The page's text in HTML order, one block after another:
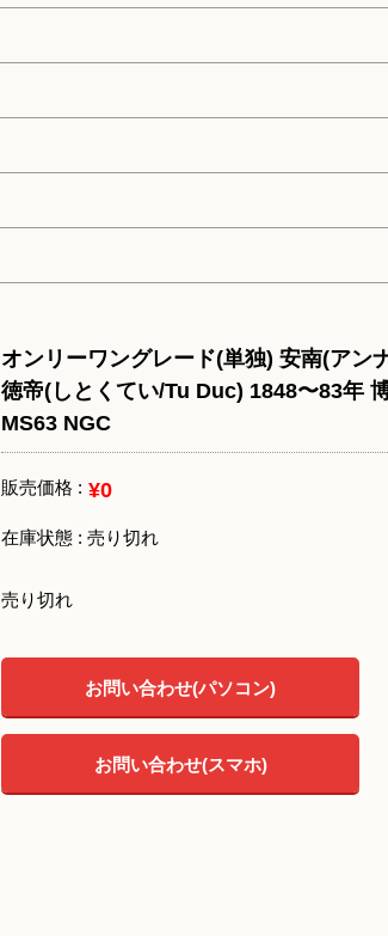
オンリーワングレード(単独) 安南(アン
徳帝(しとくてい/Tu Duc) 1848〜83年
MS63 NGC
販売価格 : ¥0
在庫状態 : 売り切れ
売り切れ
お問い合わせ(パソコン)
お問い合わせ(スマホ)